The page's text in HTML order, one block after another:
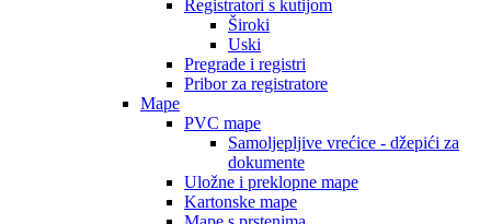
Registratori s kutijom
Široki
Uski
Pregrade i registri
Pribor za registratore
Mape
PVC mape
Samoljepljive vrećice - džepići za
dokumente
Uložne i preklopne mape
Kartonske mape